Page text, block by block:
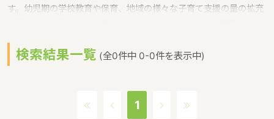
す。幼児期の学校教育や保育、地域の様々な子育て支援の量の拡充
す。 山口県の人口は1382785人（2017/8/1現在）です。山口県内
には、保育所や保育施設が438施設あり、保育士求人倍率が1.31と
県は、三方が海に開かれ、中央部を東西に中国山地が走り、大きく
検索結果一覧 (全0件中 0-0件を表示中)
1